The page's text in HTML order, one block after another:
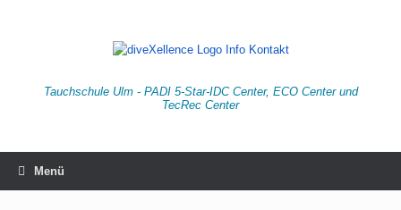
Tauchschule Ulm - PADI 5-Star-IDC Center, ECO Center und
TecRec Center
Menü